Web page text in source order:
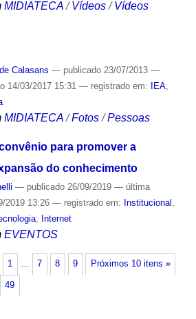
MIDIATECA /Vídeos /Vídeos
Calasans — publicado23/07/2013 —
14/03/2017 15:31 — registrado em: IEA,
MIDIATECA /Fotos /Pessoas
para promover a
do conhecimento
— publicado26/09/2019 — última
2019 13:26 — registrado em: Institucional ,
, Internet
EVENTOS
Próximos 10 itens »
1 … 7 8 9
49